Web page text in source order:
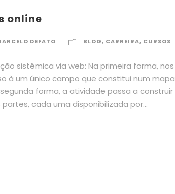
online
DEFATO BLOG, CARREIRA, CURSOS
sistêmica via web: Na primeira forma, nos
à um único campo que constitui num mapa
forma, a atividade passa a construir
cada uma disponibilizada por...